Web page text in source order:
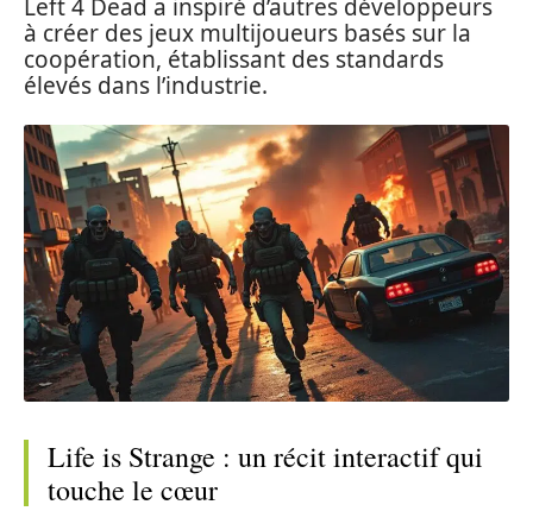
Left 4 Dead a inspiré d’autres développeurs
à créer des jeux multijoueurs basés sur la
coopération, établissant des standards
élevés dans l’industrie.
Life is Strange : un récit interactif qui
touche le cœur